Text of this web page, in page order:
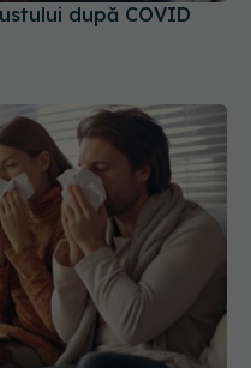
Le luăm ca